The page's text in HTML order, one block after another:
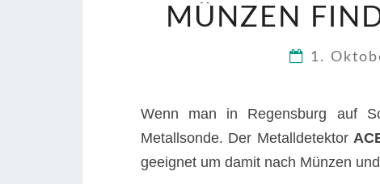
MÜNZEN
1.
Wenn man in Regensburg auf
Metallsonde. Der Metalldetektor
geeignet um damit nach Münzen